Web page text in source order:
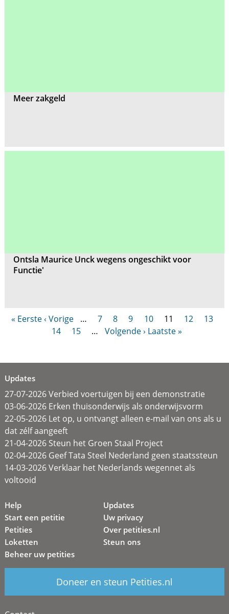
Meer zakgeld
Ontsla Maurice Unck wegens ongeschikt voor
Functie'
« Eerste‹ Vorige … 7 8 9 10 11 12
13
14
15 … Volgende › Laatste »
Updates
27-07-2026 Verbied voertuigen bij een demonstratie
03-06-2026 Erken thuisonderwijs als onderwijsvorm
22-05-2026 Let op, u ontvangt alleen e-mail van ons als u
dat zélf aangeeft
21-04-2026 Steun het Groen Staal Project
02-04-2026 Geef Tata Steel Nederland geen staatssteun
14-03-2026 Verklaar het Nederlands wegennet als
voltooid
Help
Start een petitie
Petities
Loketten
Beheer uw petities
Updates
Uw privacy
Over petities.nl
Steun ons
Doneer en steun Petities.nl